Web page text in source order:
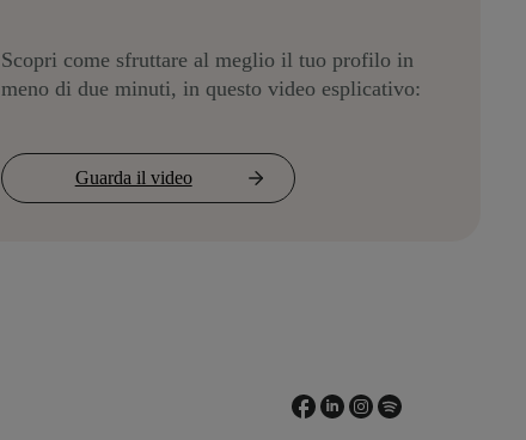
Scopri come sfruttare al meglio il tuo profilo in
meno di due minuti, in questo video esplicativo:
Guarda il video